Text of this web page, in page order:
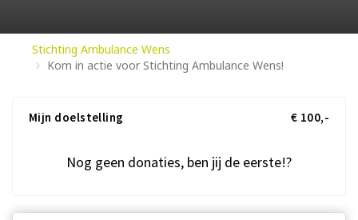
Stichting Ambulance Wens
Kom in actie voor Stichting Ambulance Wens!
Mijn doelstelling € 100,-
Nog geen donaties, ben jij de eerste!?